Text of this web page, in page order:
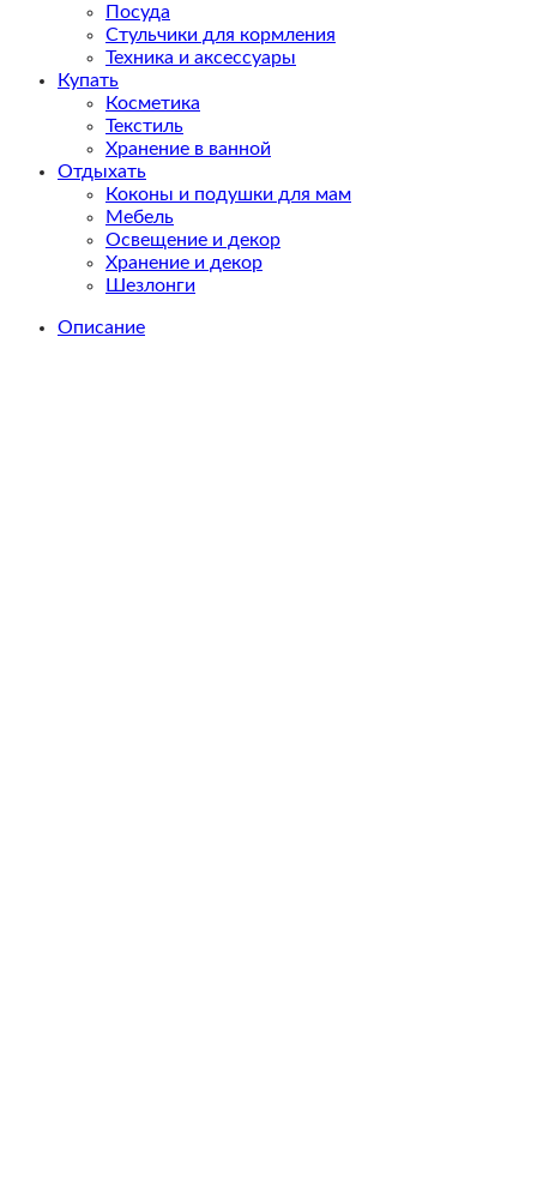
Посуда
Стульчики для кормления
Техника и аксессуары
Купать
Косметика
Текстиль
Хранение в ванной
Отдыхать
Коконы и подушки для мам
Мебель
Освещение и декор
Хранение и декор
Шезлонги
Описание